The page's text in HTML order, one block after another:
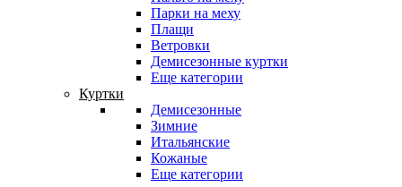
Парки на меху
Плащи
Ветровки
Демисезонные куртки
Еще категории
Куртки
Демисезонные
Зимние
Итальянские
Кожаные
Еще категории